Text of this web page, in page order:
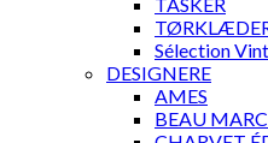
Sélection
DESIGNERE
AMES
BEAU